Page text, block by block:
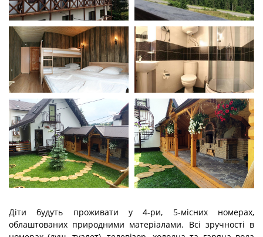
Діти будуть проживати у 4-ри, 5-місних номерах,
облаштованих природними матеріалами. Всі зручності в